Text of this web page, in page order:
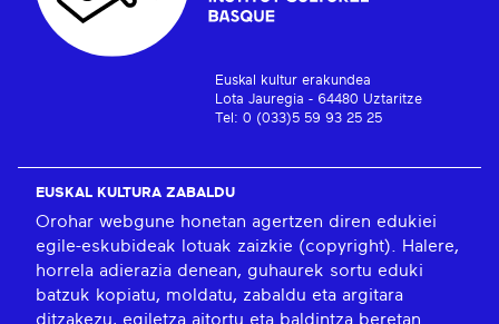
Euskal kultur erakundea
Lota Jauregia - 64480 Uztaritze
Tel: 0 (033)5 59 93 25 25
EUSKAL KULTURA ZABALDU
Orohar webgune honetan agertzen diren edukiei
egile-eskubideak lotuak zaizkie (copyright). Halere,
horrela adierazia denean, guhaurek sortu eduki
batzuk kopiatu, moldatu, zabaldu eta argitara
ditzakezu, egiletza aitortu eta baldintza beretan